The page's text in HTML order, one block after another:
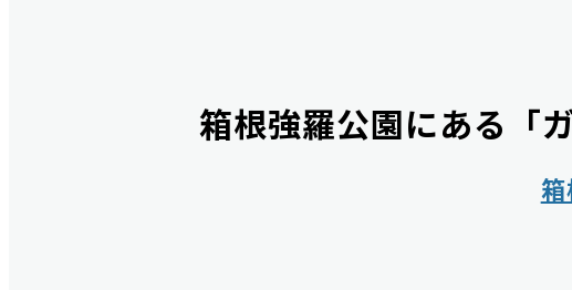
箱根強羅公園にある「